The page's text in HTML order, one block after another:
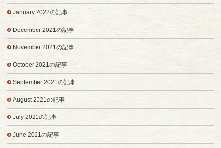
January 2022の記事
December 2021の記事
November 2021の記事
October 2021の記事
September 2021の記事
August 2021の記事
July 2021の記事
June 2021の記事